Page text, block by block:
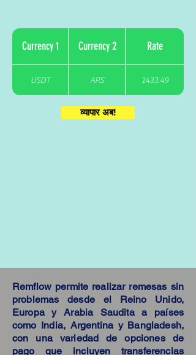
Currency 1 Currency 2 Rate
USDT ARS 1433.49
व्यापार अब!
​Remflow permite realizar remesas sin
problemas desde el Reino Unido,
Europa y Arabia Saudita a países
como India, Argentina y Bangladesh,
con una variedad de opciones de
pago que incluyen transferencias